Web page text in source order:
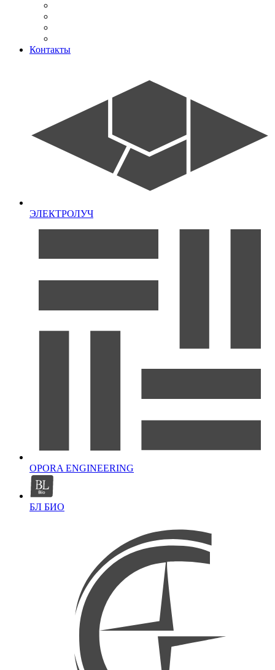
Контакты
ЭЛЕКТРОЛУЧ
OPORA ENGINEERING
БЛ БИО